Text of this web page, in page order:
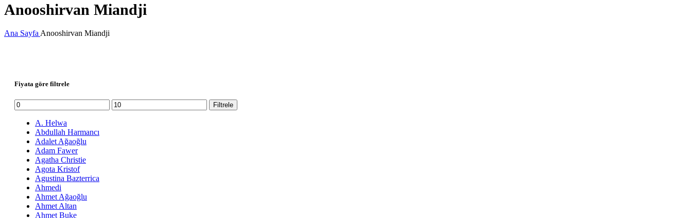
Anooshirvan Miandji
Ana Sayfa Anooshirvan Miandji
Fiyata göre filtrele
En
düşük
fiyat
En
yüksek
Filtrele
A. Helwa
Abdullah Harmancı
Adalet Ağaoğlu
Adam Fawer
Agatha Christie
Agota Kristof
Agustina Bazterrica
Ahmedi
Ahmet Ağaoğlu
Ahmet Altan
Ahmet Buke